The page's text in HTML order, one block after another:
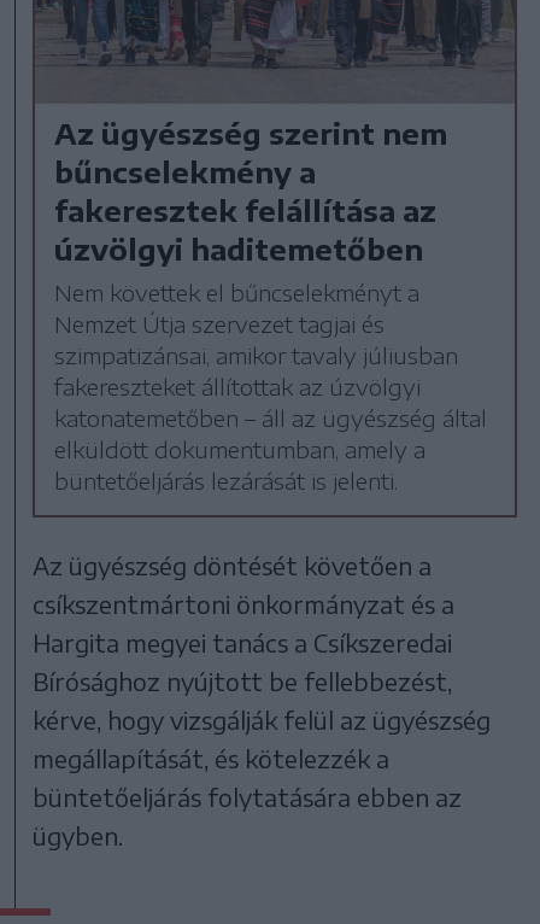
Az ügyészség szerint nem
bűncselekmény a
fakeresztek felállítása az
úzvölgyi haditemetőben
Nem követtek el bűncselekményt a
Nemzet Útja szervezet tagjai és
szimpatizánsai, amikor tavaly júliusban
fakereszteket állítottak az úzvölgyi
katonatemetőben – áll az ügyészség által
elküldött dokumentumban, amely a
büntetőeljárás lezárását is jelenti.
Az ügyészség döntését követően a
csíkszentmártoni önkormányzat és a
Hargita megyei tanács a Csíkszeredai
Bírósághoz nyújtott be fellebbezést,
kérve, hogy vizsgálják felül az ügyészség
megállapítását, és kötelezzék a
büntetőeljárás folytatására ebben az
ügyben.